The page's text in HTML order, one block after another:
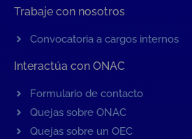
Trabaje con nosotros
Convocatoria a cargos internos
Interactúa con ONAC
Formulario de contacto
Quejas sobre ONAC
Quejas sobre un OEC